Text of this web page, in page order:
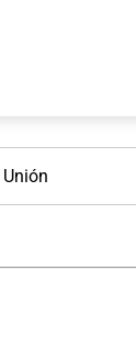
Unión